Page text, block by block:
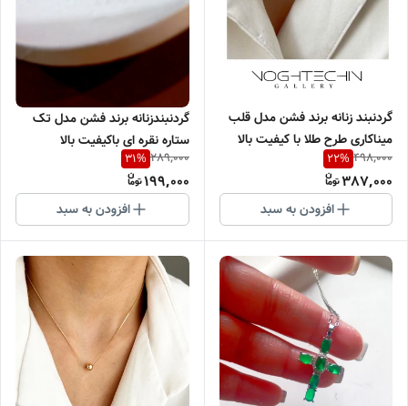
گردنبند زنانه برند فشن مدل قلب
میناکاری طرح طلا با کیفیت بالا
498,000
22%
387,000
افزودن به سبد
گردنبندزنانه برند فشن مدل تک
ستاره نقره ای باکیفیت بالا
289,000
31%
199,000
افزودن به سبد